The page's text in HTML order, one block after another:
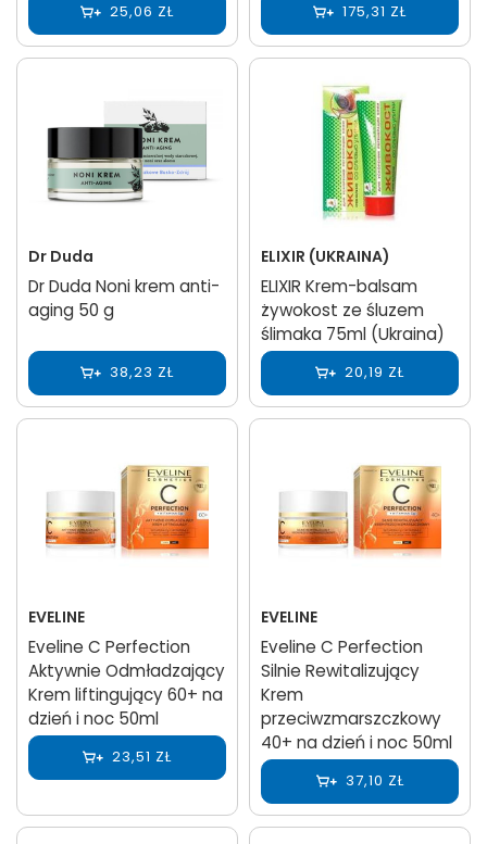
25,06 ZŁ 175,31 ZŁ
Dr Duda
Dr Duda Noni krem anti-
aging 50 g
38,23 ZŁ
ELIXIR (UKRAINA)
ELIXIR Krem-balsam
żywokost ze śluzem
ślimaka 75ml (Ukraina)
20,19 ZŁ
EVELINE
Eveline C Perfection
Aktywnie Odmładzający
Krem liftingujący 60+ na
dzień i noc 50ml
23,51 ZŁ
EVELINE
Eveline C Perfection
Silnie Rewitalizujący
Krem
przeciwzmarszczkowy
40+ na dzień i noc 50ml
37,10 ZŁ